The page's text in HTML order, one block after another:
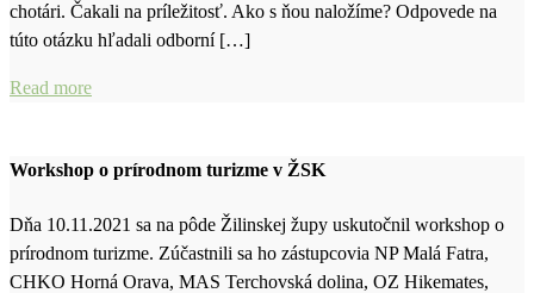
chotári. Čakali na príležitosť. Ako s ňou naložíme? Odpovede na
túto otázku hľadali odborní […]
Read more
Workshop o prírodnom turizme v ŽSK
Dňa 10.11.2021 sa na pôde Žilinskej župy uskutočnil workshop o
prírodnom turizme. Zúčastnili sa ho zástupcovia NP Malá Fatra,
CHKO Horná Orava, MAS Terchovská dolina, OZ Hikemates,